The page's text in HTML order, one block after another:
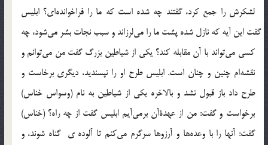
لشكرش را جمع كرد، گفتند چه شده است كه ما را فراخوانده‎اي؟ ابليس
گفت اين آيه كه نازل شده پشت ما را مي‎لرزاند و سبب نجات بشر مي‎شود، چه
كسي مي‎تواند با آن مقابله كند؟ يكي از شياطين بزرگ گفت من مي‎توانم و
نقشه‎ام چنين و چنان است. ابليس طرح او را نپسنديد، ديگري برخاست و
طرح داد باز قبول نشد و بالاخره يكي از شياطين به نام (وسواس خناس)
برخواست و گفت: من از عهدة‌آن برمي‎آيم ابليس گفت از چه راه؟ (خناس)
گفت: آنها را با وعده‎ها و آرزوها سرگرم مي‎كنم تا آلوده ي گناه شوند، و